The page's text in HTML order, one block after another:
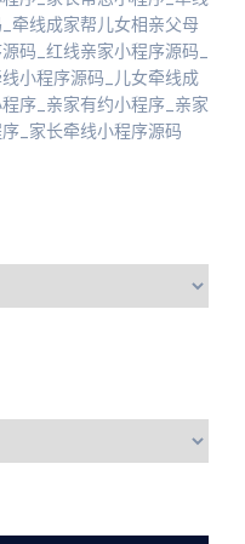
牵线成家帮儿女相亲父母
码_红线亲家小程序源码_
小程序源码_儿女牵线成
序_亲家有约小程序_亲家
_家长牵线小程序源码